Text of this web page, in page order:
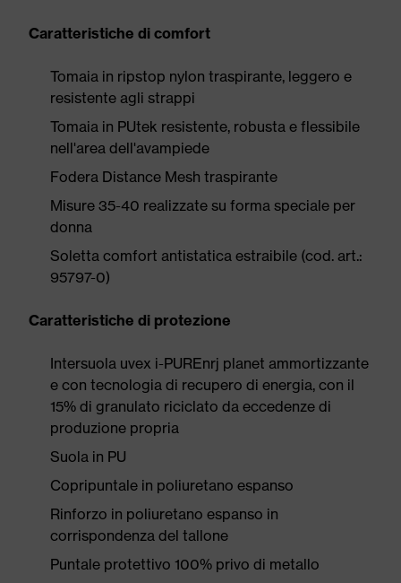
Caratteristiche di comfort
Tomaia in ripstop nylon traspirante, leggero e
resistente agli strappi
Tomaia in PUtek resistente, robusta e flessibile
nell'area dell'avampiede
Fodera Distance Mesh traspirante
Misure 35-40 realizzate su forma speciale per
donna
Soletta comfort antistatica estraibile (cod. art.:
95797-0)
Caratteristiche di protezione
Intersuola uvex i-PUREnrj planet ammortizzante
e con tecnologia di recupero di energia, con il
15% di granulato riciclato da eccedenze di
produzione propria
Suola in PU
Copripuntale in poliuretano espanso
Rinforzo in poliuretano espanso in
corrispondenza del tallone
Puntale protettivo 100% privo di metallo